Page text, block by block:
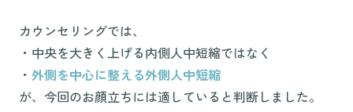
カウンセリングでは、
・中央を大きく上げる内側人中短縮ではなく
・ 外側を中心に整える外側人中短縮
が、今回のお顔立ちには適していると判断しました。